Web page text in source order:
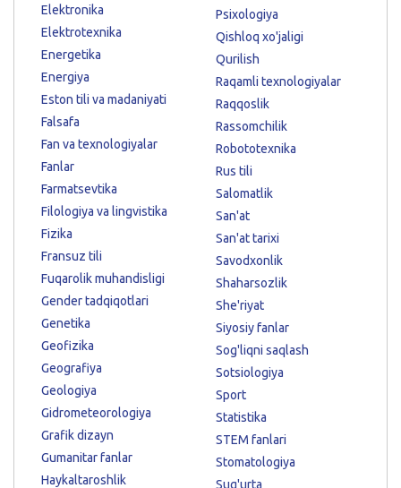
Elektronika
Elektrotexnika
Energetika
Energiya
Eston tili va madaniyati
Falsafa
Fan va texnologiyalar
Fanlar
Farmatsevtika
Filologiya va lingvistika
Fizika
Fransuz tili
Fuqarolik muhandisligi
Gender tadqiqotlari
Genetika
Geofizika
Geografiya
Geologiya
Gidrometeorologiya
Grafik dizayn
Gumanitar fanlar
Haykaltaroshlik
Psixologiya
Qishloq xo'jaligi
Qurilish
Raqamli texnologiyalar
Raqqoslik
Rassomchilik
Robototexnika
Rus tili
Salomatlik
San'at
San'at tarixi
Savodxonlik
Shaharsozlik
She'riyat
Siyosiy fanlar
Sog'liqni saqlash
Sotsiologiya
Sport
Statistika
STEM fanlari
Stomatologiya
Sug'urta